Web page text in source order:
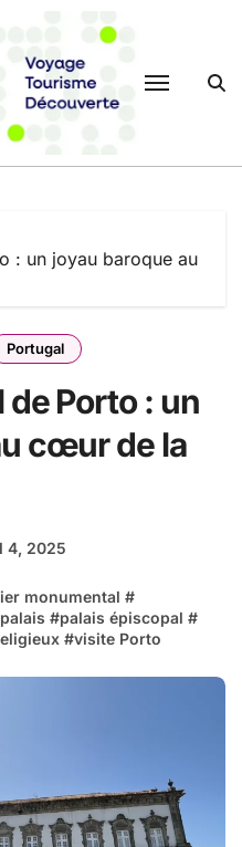
: un joyau baroque au
Portugal
de Porto : un
cœur de la
4, 2025
monumental #
palais #palais épiscopal #
#visite Porto